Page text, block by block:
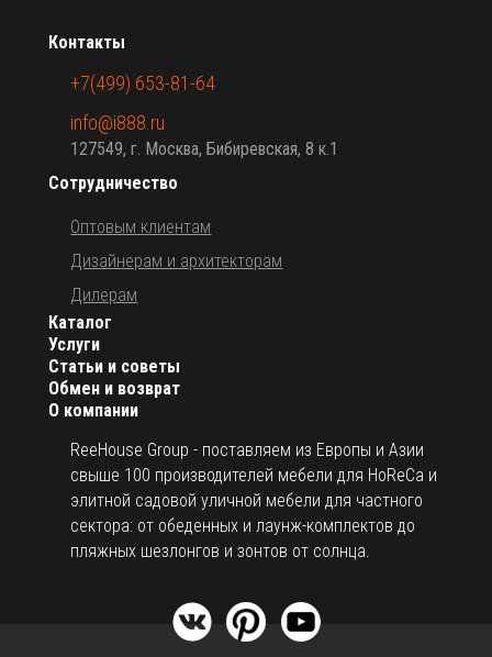
О компании
ReeHouse Group - поставляем из Европы и Азии
свыше 100 производителей мебели для HoReCa и
элитной садовой уличной мебели для частного
сектора: от обеденных и лаунж-комплектов до
пляжных шезлонгов и зонтов от солнца.
Каталог
Услуги
Статьи и советы
Обмен и возврат
Сотрудничество
Оптовым клиентам
Дизайнерам и архитекторам
Дилерам
Контакты
+7(499) 653-81-64
info@i888.ru
127549, г. Москва, Бибиревская, 8 к.1